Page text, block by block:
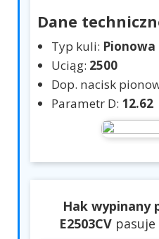
Dane
Typ kuli: Pionowa
Uciąg: 2500
Dop. nacisk
Parametr D: 12.62
Hak wypinany
E2503CVpasuje